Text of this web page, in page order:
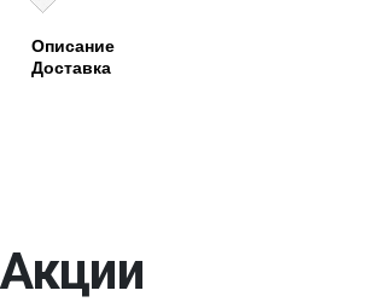
Описание
Доставка
Акции